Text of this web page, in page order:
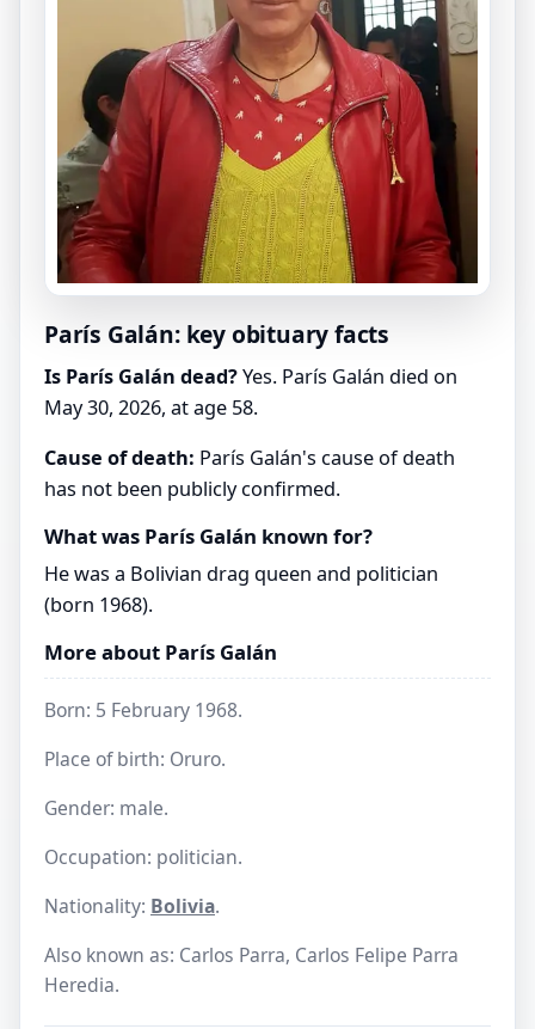
París Galán: key obituary facts
Is París Galán dead?Yes. París Galán died on
May 30, 2026, at age 58.
Cause of death: París Galán's cause of death
has not been publicly confirmed.
What was París Galán known for?
He was a Bolivian drag queen and politician
(born 1968).
More about París Galán
Born: 5 February 1968.
Place of birth: Oruro.
Gender: male.
Occupation: politician.
Nationality: Bolivia.
Also known as: Carlos Parra, Carlos Felipe Parra
Heredia.